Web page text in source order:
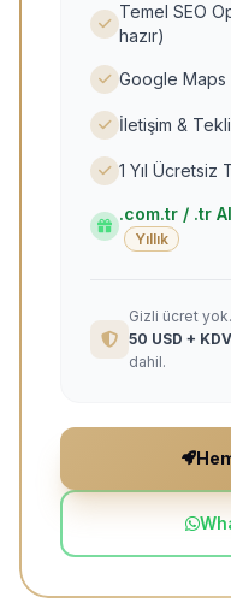
Temel SEO
hazır)
Google Maps
İletişim &
1 Yıl Ücretsiz
.com.tr / .tr
Yıllık
Gizli ücret
50 USD + KDV
dahil.